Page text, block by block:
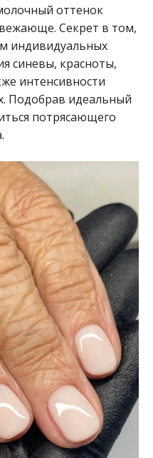
оттенок
Секрет в том,
индивидуальных
синевы, красноты,
интенсивности
Подобрав идеальный
потрясающего